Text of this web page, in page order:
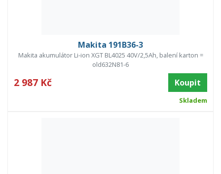
Makita 191B36-3
Makita akumulátor Li-ion XGT BL4025 40V/2,5Ah, balení karton =
old632N81-6
2 987 Kč Koupit
Skladem